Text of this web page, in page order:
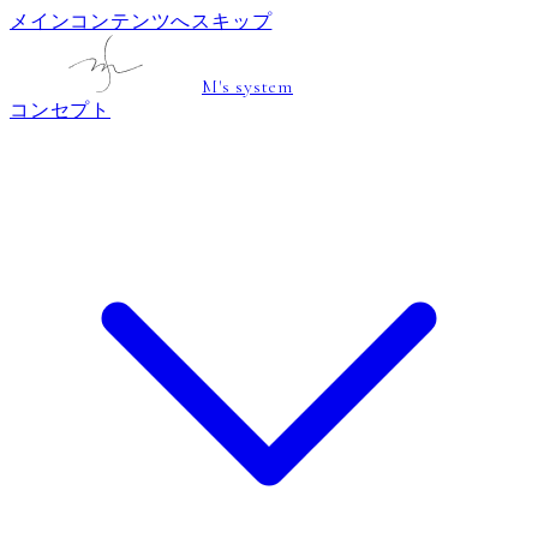
メインコンテンツへスキップ
M's system
コンセプト